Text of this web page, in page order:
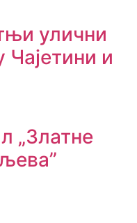
улични
Чајетини и
„Златне